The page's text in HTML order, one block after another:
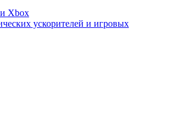
Xbox
ускорителей и игровых